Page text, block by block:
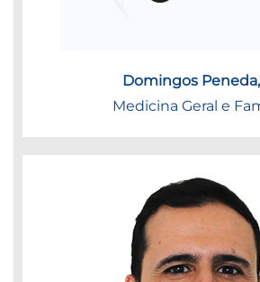
Domingos
Medicina Geral e